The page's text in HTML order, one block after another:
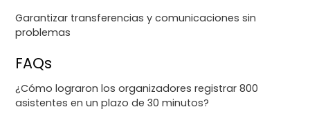
Garantizar transferencias y comunicaciones sin
problemas
FAQs
¿Cómo lograron los organizadores registrar 800
asistentes en un plazo de 30 minutos?